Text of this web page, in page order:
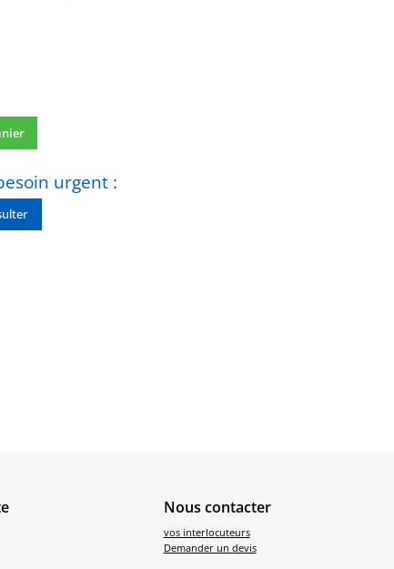
urgent :
Nous contacter
vos interlocuteurs
Demander un devis